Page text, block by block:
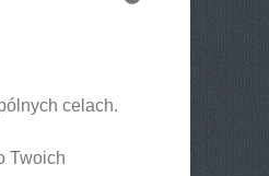
celach.
Twoich